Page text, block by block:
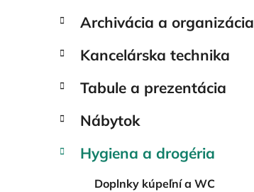
Archivácia a organizácia
Kancelárska technika
Tabule a prezentácia
Nábytok
Hygiena a drogéria
Doplnky kúpeľní a WC